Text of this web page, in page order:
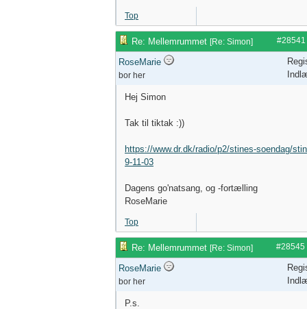
Top
#28541
Re: Mellemrummet [Re: Simon]
RoseMarie
bor her
Hej Simon
Tak til tiktak :))
https://www.dr.dk/radio/p2/stines-soendag/
9-11-03
Dagens go'natsang, og -fortælling
RoseMarie
Top
#28545
Re: Mellemrummet [Re: Simon]
RoseMarie
bor her
P.s.